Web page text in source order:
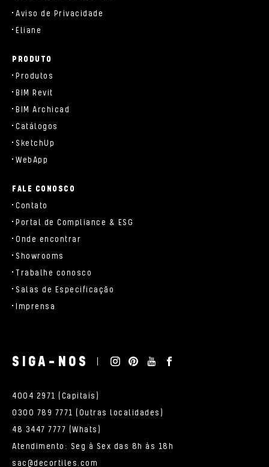
Aviso de Privacidade
Eliane
PRODUTO
Produtos
BIM Revit
BIM Archicad
Catálogos
SketchUp
WebApp
FALE CONOSCO
Contato
Portal de Compliance & ESG
Onde encontrar
Showrooms
Trabalhe conosco
Salas de Especificação
Imprensa
SIGA-NOS
4004 2971 (Capitais)
0300 789 7771 (Outras localidades)
48 3447 7777 (Whats)
Atendimento: Seg à Sex das 8h às 18h
sac@decortiles.com